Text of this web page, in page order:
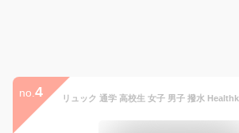
no. 4